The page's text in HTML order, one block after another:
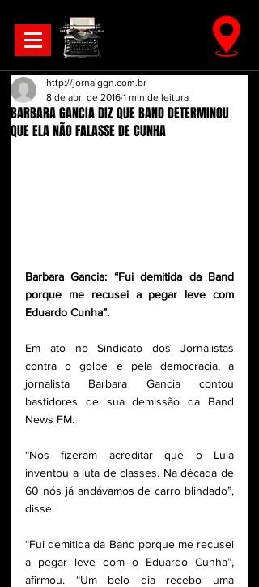
BARBARA GANCIA DIZ QUE BAND DETERMINOU
QUE ELA NÃO FALASSE DE CUNHA
http://jornalggn.com.br
8 de abr. de 2016 1 min de leitura
Barbara Gancia: “Fui demitida da Band
porque me recusei a pegar leve com
Eduardo Cunha”.
Em ato no Sindicato dos Jornalistas
contra o golpe e pela democracia, a
jornalista Barbara Gancia contou
bastidores de sua demissão da Band
News FM.
“Nos fizeram acreditar que o Lula
inventou a luta de classes. Na década de
60 nós já andávamos de carro blindado”,
disse.
“Fui demitida da Band porque me recusei
a pegar leve com o Eduardo Cunha”,
afirmou. “Um belo dia recebo uma